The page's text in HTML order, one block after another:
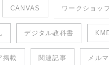
CANVAS ワークショッ
デジタル教科書
掲載 関連記事 メル